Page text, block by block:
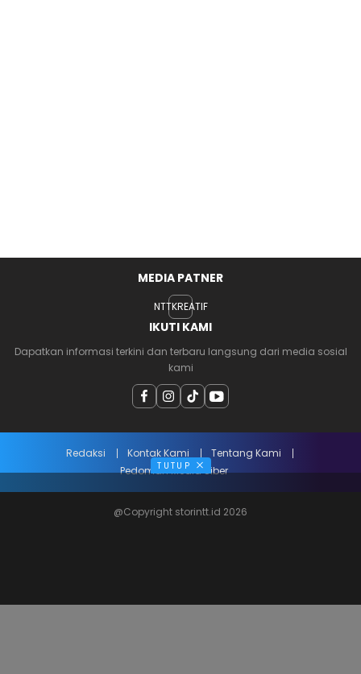
MEDIA PATNER
NTTKREATIF
IKUTI KAMI
Dapatkan informasi terkini dan terbaru langsung dari media sosial
kami
Redaksi Kontak Kami
Tentang Kami
Pedoman Media Siber
@Copyright storintt.id 2026
TUTUP